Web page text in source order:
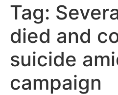
Tag:
died and
suicide
campaign